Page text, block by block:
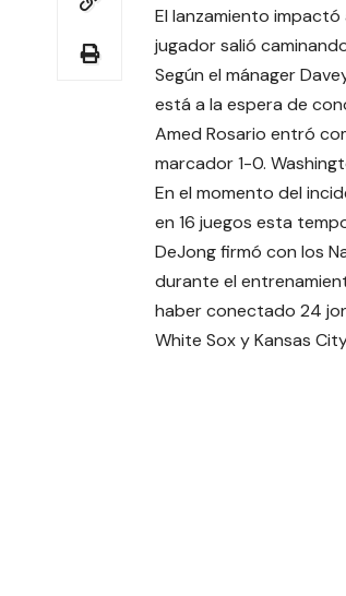
El lanzamiento impactó
jugador salió
Según el mánager
está a la espera de
Amed Rosario entró
marcador 1-0.
En el momento del
en 16 juegos esta
DeJong firmó con los
durante el
haber conectado 24
White Sox y Kansas